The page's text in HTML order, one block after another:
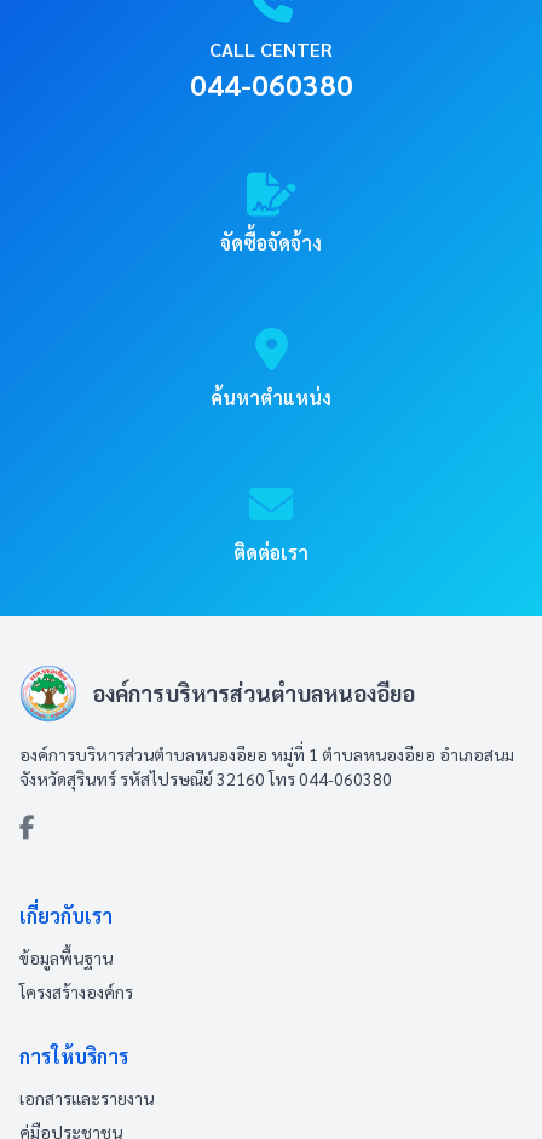
CALL CENTER
044-060380
จัดซื้อจัดจ้าง
ค้นหาตำแหน่ง
ติดต่อเรา
องค์การบริหารส่วนตำบลหนองอียอ
องค์การบริหารส่วนตำบลหนองอียอ หมู่ที่ 1 ตำบลหนองอียอ อำเภอสนม
จังหวัดสุรินทร์ รหัสไปรษณีย์ 32160 โทร 044-060380
เกี่ยวกับเรา
ข้อมูลพื้นฐาน
โครงสร้างองค์กร
การให้บริการ
เอกสารและรายงาน
คู่มือประชาชน